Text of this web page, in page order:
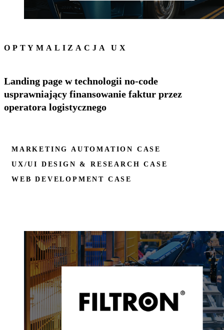
OPTYMALIZACJA UX
Landing page w technologii no-code
usprawniający finansowanie faktur przez
operatora logistycznego
MARKETING AUTOMATION CASE
UX/UI DESIGN & RESEARCH CASE
WEB DEVELOPMENT CASE